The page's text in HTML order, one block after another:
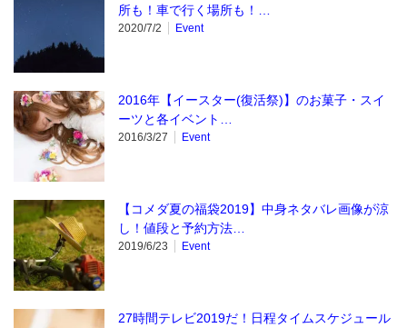
所も！車で行く場所も！…
2020/7/2 Event
2016年【イースター(復活祭)】のお菓子・スイ
ーツと各イベント…
2016/3/27 Event
【コメダ夏の福袋2019】中身ネタバレ画像が涼
し！値段と予約方法…
2019/6/23 Event
27時間テレビ2019だ！日程タイムスケジュール